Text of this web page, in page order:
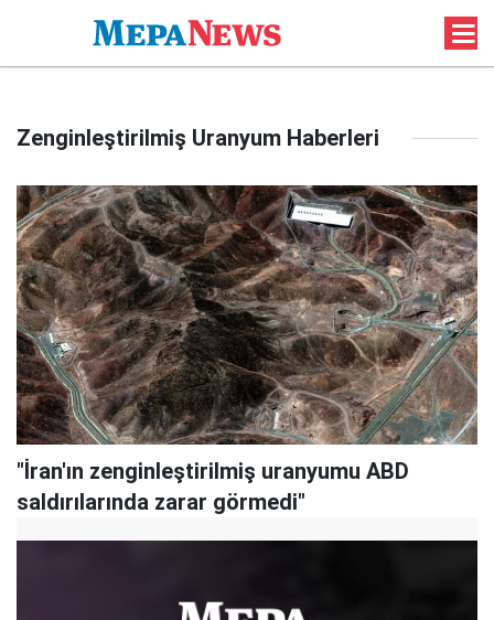
Zenginleştirilmiş Uranyum Haberleri
"İran'ın zenginleştirilmiş uranyumu ABD
saldırılarında zarar görmedi"